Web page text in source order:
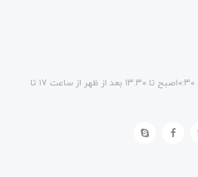
شنبه تا پنجشنبه، از ساعت ۱۰:۳۰صبح تا ۱۳.۳۰ بعد از ظهر از ساعت ۱۷ تا